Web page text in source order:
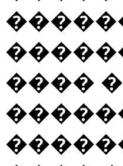
����